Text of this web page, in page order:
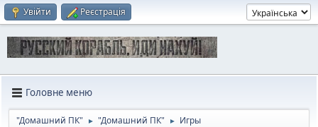
Увійти Реєстрація
Головне меню
"Домашний ПК" ► "Домашний ПК" ► Игры